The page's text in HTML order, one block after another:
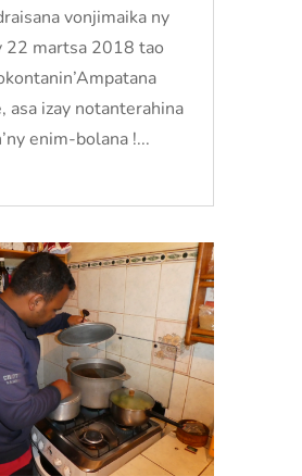
vonjimaika ny
22 martsa 2018 tao
asa izay notanterahina
enim-bolana !...